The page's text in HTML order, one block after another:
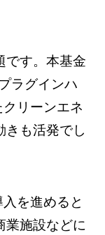
です。本基金
ラグインハ
リーンエネ
きも活発でし
を進めると
業施設などに